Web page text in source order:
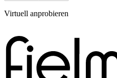
Virtuell anprobieren